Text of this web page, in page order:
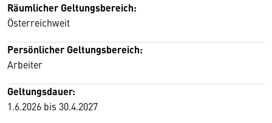
Räumlicher Geltungsbereich:
Österreichweit
Persönlicher Geltungsbereich:
Arbeiter
Geltungsdauer:
1.6.2026 bis 30.4.2027